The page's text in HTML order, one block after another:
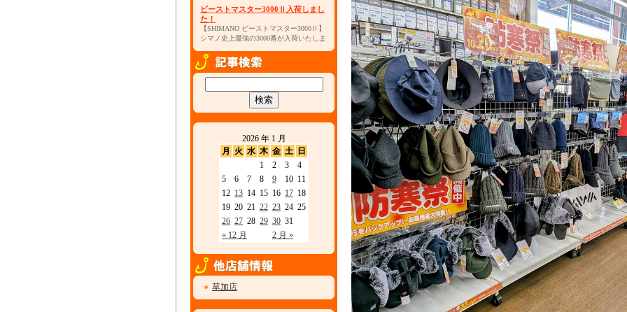
ビーストマスター3000Ⅱ入荷しまし
た！
【SHIMANO ビーストマスター3000Ⅱ】
シマノ史上最強の3000番が入荷いたしま
2026 年 1 月
月
火 水 木 金 土 日
« 12 月 2 月 »
1 2 3
4
5
6 7 8 9 10 11
12 13 14 15 16 17 18
19 20 21 22 23 24 25
26 27 28 29 30 31
● 草加店